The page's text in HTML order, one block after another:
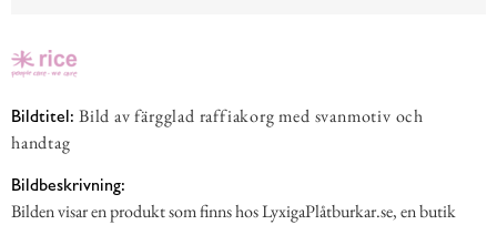
Bildtitel: Bild av färgglad raffiakorg med svanmotiv och
handtag
Bildbeskrivning:
Bilden visar en produkt som finns hos LyxigaPlåtburkar.se, en butik